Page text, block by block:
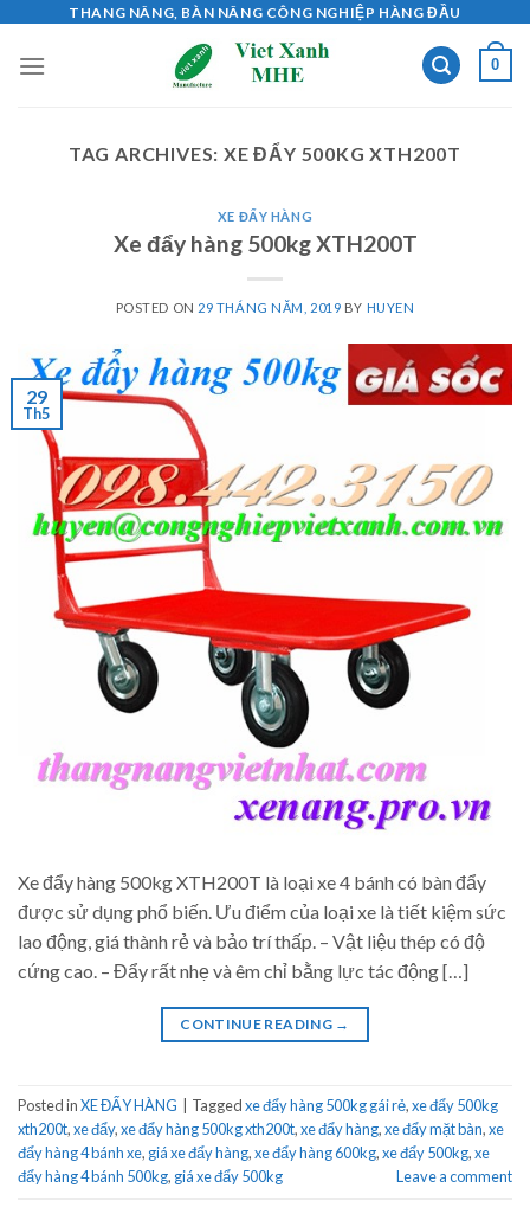
content
THANG NÂNG, BÀN NÂNG CÔNG NGHIỆP HÀNG ĐẦU
0
TAG ARCHIVES:XE ĐẨY 500KG XTH200T
XE ĐẨY HÀNG
Xe đẩy hàng 500kg XTH200T
POSTED ON 29 THÁNG NĂM, 2019 BY HUYEN
29
Th5
Xe đẩy hàng 500kg XTH200T là loại xe 4 bánh có bàn đẩy
được sử dụng phổ biến. Ưu điểm của loại xe là tiết kiệm sức
lao động, giá thành rẻ và bảo trí thấp. – Vật liệu thép có độ
cứng cao. – Đẩy rất nhẹ và êm chỉ bằng lực tác động […]
CONTINUE READING →
Posted inXE ĐẨY HÀNG Taggedxe đẩy hàng 500kg gái rẻ,xe đẩy 500kg
xth200t,xe đẩy,xe đẩy hàng 500kg xth200t,xe đẩy hàng,xe đẩy mặt bàn,xe
đẩy hàng 4 bánh xe, giá xe đẩy hàng,xe đẩy hàng 600kg,xe đẩy 500kg,xe
đẩy hàng 4 bánh 500kg, giá xe đẩy 500kg Leave a comment